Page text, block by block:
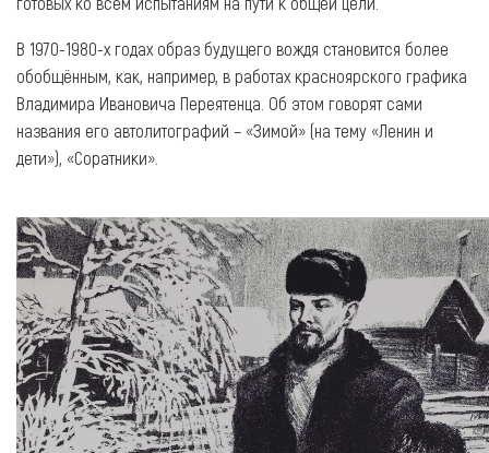
В 1970-1980-х годах образ будущего вождя становится более
обобщённым, как, например, в работах красноярского графика
Владимира Ивановича Переятенца. Об этом говорят сами
названия его автолитографий – «Зимой» (на тему «Ленин и
дети»), «Соратники».